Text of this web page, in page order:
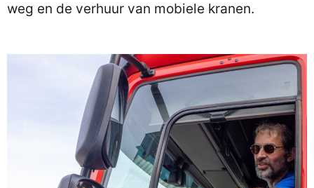
weg en de verhuur van mobiele kranen.